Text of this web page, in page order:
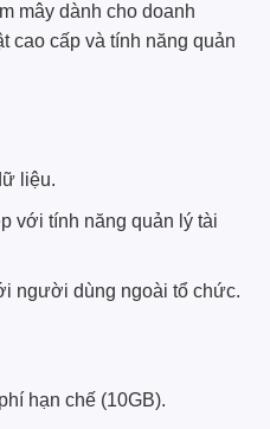
mây dành cho doanh
cao cấp và tính năng quản
liệu.
với tính năng quản lý tài
người dùng ngoài tổ chức.
hạn chế (10GB).